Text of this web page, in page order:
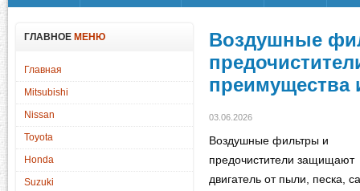
ГЛАВНОЕ МЕНЮ
Главная
Mitsubishi
Nissan
Toyota
Honda
Suzuki
Воздушные
03.06.2026
Воздушные фильтры и
предочистители защищают
двигатель от пыли, песка,